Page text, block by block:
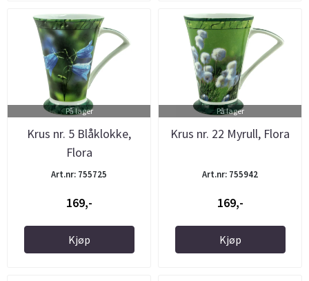
På lager
Krus nr. 5 Blåklokke,
Flora
Art.nr: 755725
169,-
Kjøp
På lager
Krus nr. 22 Myrull, Flora
Art.nr: 755942
169,-
Kjøp